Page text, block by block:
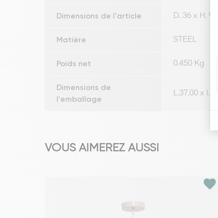
Dimensions de l'article D. 36 x H.
Matière STEEL
Poids net 0.450 Kg
Dimensions de
l'emballage
L.37.00 x
VOUS AIMEREZ AUSSI
favorite